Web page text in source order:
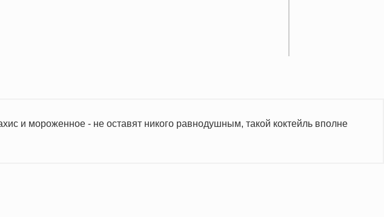
и мороженное - не оставят никого равнодушным, такой коктейль вполне